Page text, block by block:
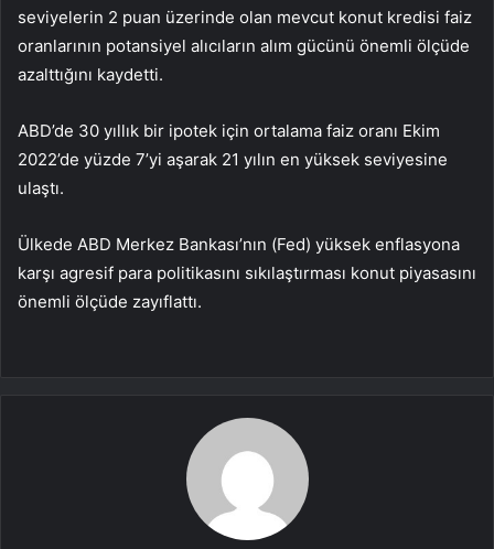
seviyelerin 2 puan üzerinde olan mevcut konut kredisi faiz
oranlarının potansiyel alıcıların alım gücünü önemli ölçüde
azalttığını kaydetti.
ABD’de 30 yıllık bir ipotek için ortalama faiz oranı Ekim
2022’de yüzde 7’yi aşarak 21 yılın en yüksek seviyesine
ulaştı.
Ülkede ABD Merkez Bankası’nın (Fed) yüksek enflasyona
karşı agresif para politikasını sıkılaştırması konut piyasasını
önemli ölçüde zayıflattı.